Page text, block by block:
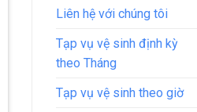
Liên hệ với chúng tôi
Tạp vụ vệ sinh định kỳ
theo Tháng
Tạp vụ vệ sinh theo giờ